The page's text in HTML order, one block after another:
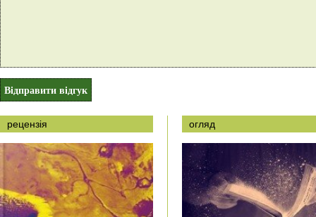
рецензія огляд